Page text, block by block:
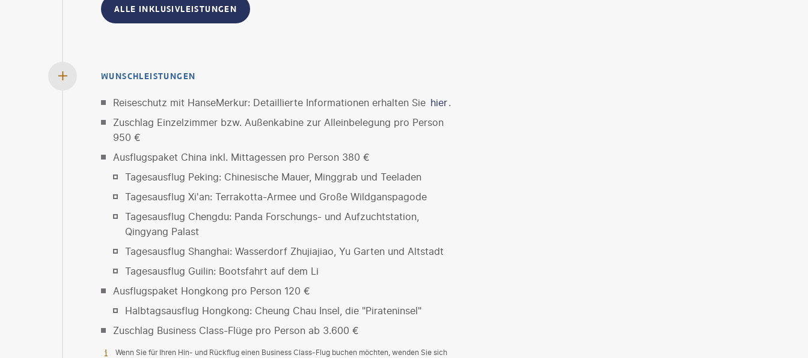
ALLE INKLUSIVLEISTUNGEN
WUNSCHLEISTUNGEN
Reiseschutz mit HanseMerkur: Detaillierte Informationen erhalten Sie hier .
Zuschlag Einzelzimmer bzw. Außenkabine zur Alleinbelegung pro Person
950 €
Ausflugspaket China inkl. Mittagessen pro Person 380 €
Tagesausflug Peking: Chinesische Mauer, Minggrab und Teeladen
Tagesausflug Xi'an: Terrakotta-Armee und Große Wildganspagode
Tagesausflug Chengdu: Panda Forschungs- und Aufzuchtstation,
Qingyang Palast
Tagesausflug Shanghai: Wasserdorf Zhujiajiao, Yu Garten und Altstadt
Tagesausflug Guilin: Bootsfahrt auf dem Li
Ausflugspaket Hongkong pro Person 120 €
Halbtagsausflug Hongkong: Cheung Chau Insel, die "Pirateninsel"
Zuschlag Business Class-Flüge pro Person ab 3.600 €
Wenn Sie für Ihren Hin- und Rückflug einen Business Class-Flug buchen möchten, wenden Sie sich